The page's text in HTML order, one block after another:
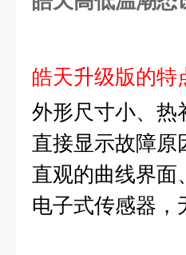
皓天升级版的特
外形尺寸小、热
直接显示故障原
直观的曲线界面
电子式传感器，